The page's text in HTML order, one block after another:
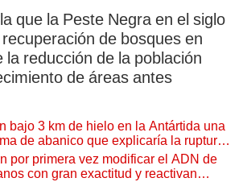
que la Peste Negra en el siglo
de bosques en
la reducción de la población
de áreas antes
bajo 3 km de hielo en la Antártida una
de abanico que explicaría la ruptura
por primera vez modificar el ADN de
con gran exactitud y reactivan